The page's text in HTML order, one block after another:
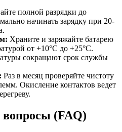
полной разрядки до
начинать зарядку при 20-
Храните и заряжайте батарею
от +10°C до +25°C.
сокращают срок службы
Раз в месяц проверяйте чистоту
Окисление контактов ведет
вопросы (FAQ)